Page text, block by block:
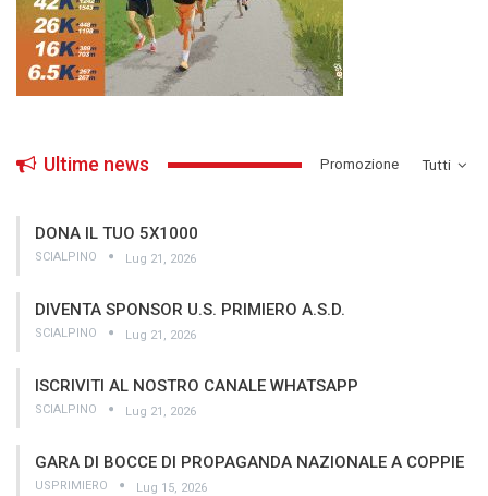
Tutti
Ultime news ­Promozione
DONA IL TUO 5X1000
SCIALPINO Lug 21, 2026
DIVENTA SPONSOR U.S. PRIMIERO A.S.D.
SCIALPINO Lug 21, 2026
ISCRIVITI AL NOSTRO CANALE WHATSAPP
SCIALPINO Lug 21, 2026
GARA DI BOCCE DI PROPAGANDA NAZIONALE A COPPIE
USPRIMIERO Lug 15, 2026